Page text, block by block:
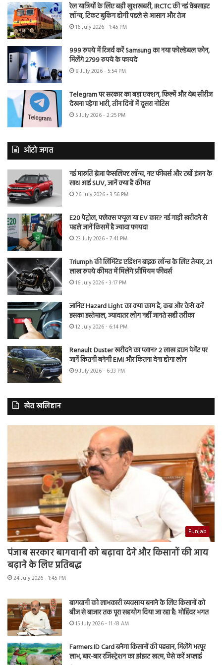
रेल यात्रियों के लिए बड़ी खुशखबरी, IRCTC की नई वेबसाइट
लॉन्च, टिकट बुकिंग होगी पहले से आसान और तेज
16 July 2026 - 1:45 PM
999 रुपये में रिजर्व करें Samsung का नया फोल्डेबल फोन,
मिलेंगे 2799 रुपये के फायदे
8 July 2026 - 5:54 PM
Telegram पर सरकार का बड़ा एक्शन, फिल्में और वेब सीरीज
देखना पड़ेगा भारी, तीन दिनों में दूसरा नोटिस
5 July 2026 - 2:25 PM
ऑटो जगत
नई मारुति ब्रेजा फेसलिफ्ट लॉन्च, नए फीचर्स और टर्बो इंजन के
साथ आई SUV, जानें क्या है कीमत
26 July 2026 - 3:56 PM
E20 पेट्रोल, फ्लेक्स फ्यूल या EV कार? नई गाड़ी खरीदने से
पहले जानें किसमें है ज्यादा फायदा
23 July 2026 - 7:41 PM
Triumph की लिमिटेड एडिशन बाइक लॉन्च के लिए तैयार, 21
लाख रुपये कीमत में मिलेंगे प्रीमियम फीचर्स
16 July 2026 - 3:17 PM
जानिए Hazard Light का क्या काम है, कब और कैसे करें
इसका इस्तेमाल, ज्यादातर लोग नहीं जानते सही तरीका
12 July 2026 - 6:14 PM
Renault Duster खरीदने का प्लान? 2 लाख डाउन पेमेंट पर
जानें कितनी बनेगी EMI और कितना देना होगा लोन
9 July 2026 - 6:33 PM
खेत खलिहान
Punjab
पंजाब सरकार बागवानी को बढ़ावा देने और किसानों की आय
बढ़ाने के लिए प्रतिबद्ध
24 July 2026 - 1:45 PM
बागवानी को लाभकारी व्यवसाय बनाने के लिए किसानों को
बीज से बाजार तक पूरा सहयोग दिया जा रहा है: मोहिंदर भगत
15 July 2026 - 11:43 AM
Farmers ID Card बनेगा किसानों की पहचान, मिलेंगे भरपूर
लाभ, बार-बार रजिस्ट्रेशन का झंझट खत्म, ऐसे करें अप्लाई